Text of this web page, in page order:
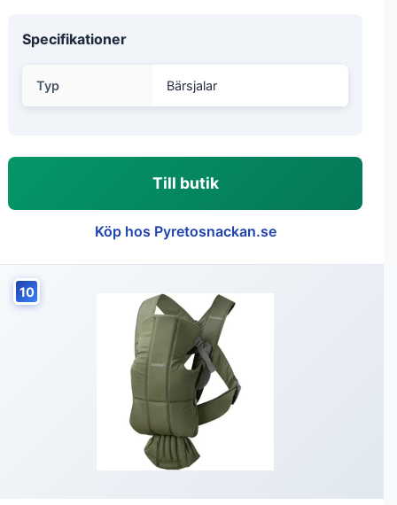
Specifikationer
Typ Bärsjalar
Till butik
Köp hos Pyretosnackan.se
10